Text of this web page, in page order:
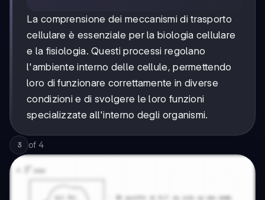
La comprensione dei meccanismi di trasporto
cellulare è essenziale per la biologia cellulare
e la fisiologia. Questi processi regolano
l'ambiente interno delle cellule, permettendo
loro di funzionare correttamente in diverse
condizioni e di svolgere le loro funzioni
specializzate all'interno degli organismi.
3 of 4